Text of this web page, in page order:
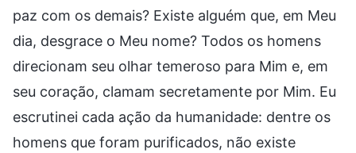
paz com os demais? Existe alguém que, em Meu
dia, desgrace o Meu nome? Todos os homens
direcionam seu olhar temeroso para Mim e, em
seu coração, clamam secretamente por Mim. Eu
escrutinei cada ação da humanidade: dentre os
homens que foram purificados, não existe